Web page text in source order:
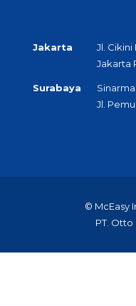
Jakarta
Jl. Cikini
Jakarta
Surabaya
Jl.
© McEasy
PT.